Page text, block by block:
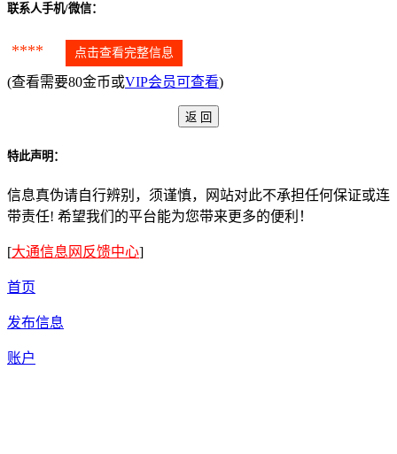
联系人手机/微信：
**** 点击查看完整信息
(查看需要80金币或VIP会员可查看)
特此声明：
信息真伪请自行辨别，须谨慎，网站对此不承担任何保证或连
带责任! 希望我们的平台能为您带来更多的便利！
[大通信息网反馈中心]
首页
发布信息
账户